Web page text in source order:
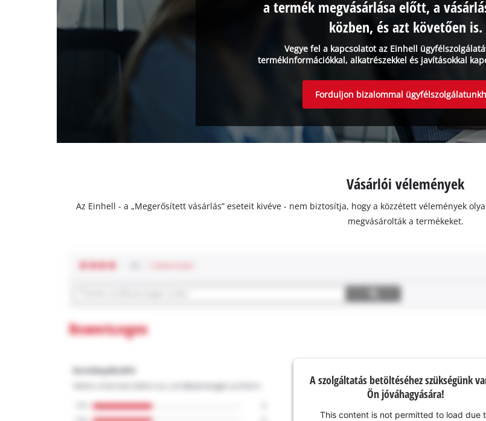
Vegye fel a kapcsolatot az Einhell
termékinformációkkal, alkatrészekkel és javításokkal
a termék megvásárlása előtt, a
közben, és azt követően is.
Forduljon bizalommal
Vásárlói vélemények
Az Einhell - a „Megerősített vásárlás” eseteit kivéve - nem biztosítja, hogy a közzétett vélemények
megvásárolták a termékeket.
A szolgáltatás betöltéséhez szükségünk
Ön jóváhagyására!
This content is not permitted to load due